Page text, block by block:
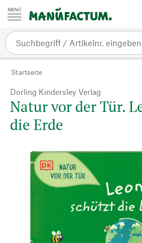
Zum Inhalt springen
Startseite
Dorling Kindersley Verlag
Natur vor der Tür.
die Erde